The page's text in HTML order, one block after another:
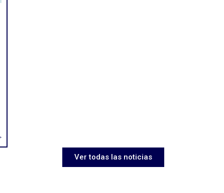
Ver todas las noticias